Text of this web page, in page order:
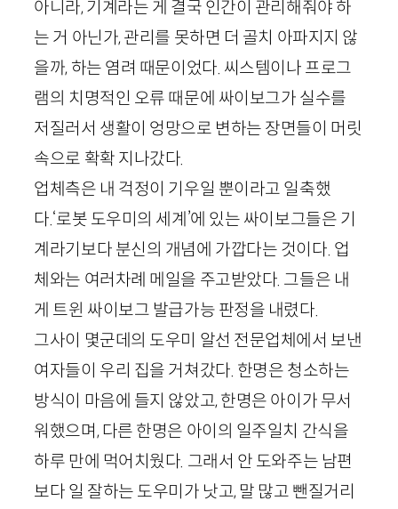
아니라, 기계라는 게 결국 인간이 관리해줘야 하
는 거 아닌가, 관리를 못하면 더 골치 아파지지 않
을까, 하는 염려 때문이었다. 씨스템이나 프로그
램의 치명적인 오류 때문에 싸이보그가 실수를
저질러서 생활이 엉망으로 변하는 장면들이 머릿
속으로 확확 지나갔다.
업체측은 내 걱정이 기우일 뿐이라고 일축했
다.‘로봇 도우미의 세계’에 있는 싸이보그들은 기
계라기보다 분신의 개념에 가깝다는 것이다. 업
체와는 여러차례 메일을 주고받았다. 그들은 내
게 트윈 싸이보그 발급가능 판정을 내렸다.
그사이 몇군데의 도우미 알선 전문업체에서 보낸
여자들이 우리 집을 거쳐갔다. 한명은 청소하는
방식이 마음에 들지 않았고, 한명은 아이가 무서
워했으며, 다른 한명은 아이의 일주일치 간식을
하루 만에 먹어치웠다. 그래서 안 도와주는 남편
보다 일 잘하는 도우미가 낫고, 말 많고 뺀질거리